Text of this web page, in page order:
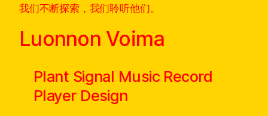
我们不断探索，我们聆听他们。
Luonnon Voima
Plant Signal Music Record
Player Design